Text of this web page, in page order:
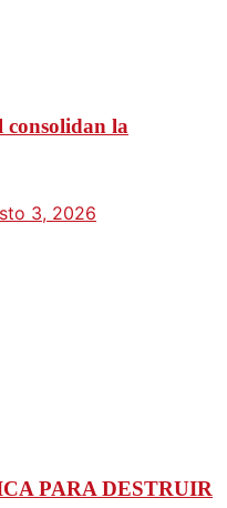
la
3, 2026
PARA DESTRUIR